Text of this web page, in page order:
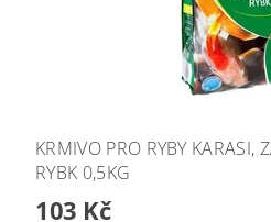
KRMIVO PRO RYBY KARASI,
RYBK 0,5KG
103 Kč